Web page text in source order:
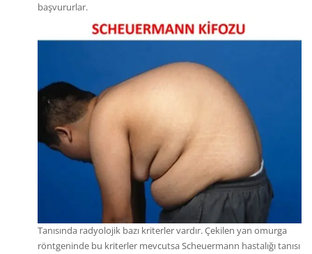
başvururlar.
Tanısında radyolojik bazı kriterler vardır. Çekilen yan omurga
röntgeninde bu kriterler mevcutsa Scheuermann hastalığı tanısı